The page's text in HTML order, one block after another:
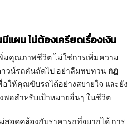
ผน ไม่ต้องเครียดเรื่องเงิน
มคุณภาพชีวิต ไม่ใช่การเพิ่มความ
วน์รถคันถัดไป อย่าลืมทบทวน กฎ
อให้คุณขับรถได้อย่างสบายใจ และยัง
งพอสำหรับเป้าหมายอื่นๆ ในชีวิต
สอดคล้องกับราคารถที่อยากได้ การ